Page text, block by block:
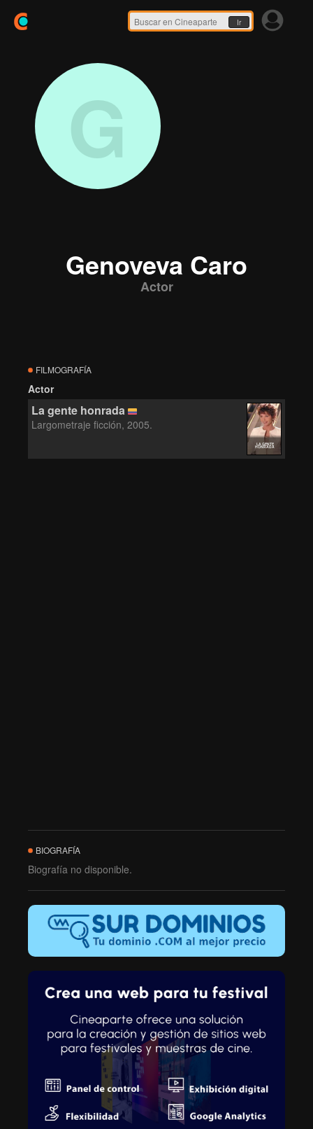
Ir
G
Genoveva Caro
Actor
FILMOGRAFÍA
Actor
La gente honrada
Largometraje ficción, 2005.
LA GENTE
HONRADA
BIOGRAFÍA
Biografía no disponible.